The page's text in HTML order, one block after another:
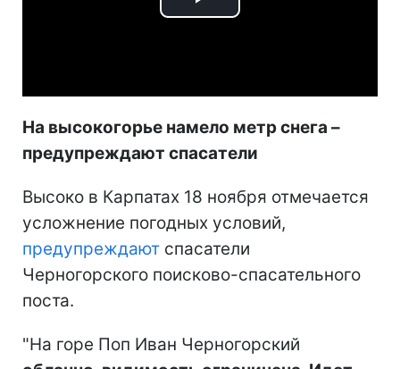
Play
На высокогорье намело метр снега –
предупреждают спасатели
Высоко в Карпатах 18 ноября отмечается
усложнение погодных условий,
предупреждают спасатели
Черногорского поисково-спасательного
поста.
"На горе Поп Иван Черногорский